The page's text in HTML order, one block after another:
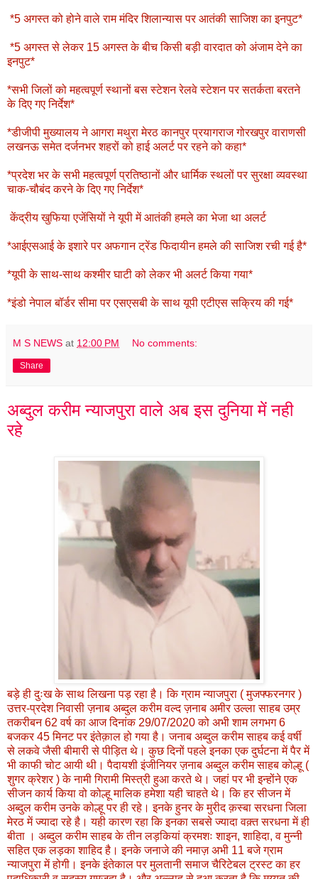
*5 अगस्त को होने वाले राम मंदिर शिलान्यास पर आतंकी साजिश का इनपुट*
*5 अगस्त से लेकर 15 अगस्त के बीच किसी बड़ी वारदात को अंजाम देने का
इनपुट*
*सभी जिलों को महत्वपूर्ण स्थानों बस स्टेशन रेलवे स्टेशन पर सतर्कता बरतने
के दिए गए निर्देश*
*डीजीपी मुख्यालय ने आगरा मथुरा मेरठ कानपुर प्रयागराज गोरखपुर वाराणसी
लखनऊ समेत दर्जनभर शहरों को हाई अलर्ट पर रहने को कहा*
*प्रदेश भर के सभी महत्वपूर्ण प्रतिष्ठानों और धार्मिक स्थलों पर सुरक्षा व्यवस्था
चाक-चौबंद करने के दिए गए निर्देश*
केंद्रीय खुफिया एजेंसियों ने यूपी में आतंकी हमले का भेजा था अलर्ट
*आईएसआई के इशारे पर अफगान ट्रेंड फिदायीन हमले की साजिश रची गई है*
*यूपी के साथ-साथ कश्मीर घाटी को लेकर भी अलर्ट किया गया*
*इंडो नेपाल बॉर्डर सीमा पर एसएसबी के साथ यूपी एटीएस सक्रिय की गई*
M S NEWS at 12:00 PM No comments:
Share
अब्दुल करीम न्याजपुरा वाले अब इस दुनिया में नही
रहे
बड़े ही दुःख के साथ लिखना पड़ रहा है। कि ग्राम न्याजपुरा ( मुजफ्फरनगर )
उत्तर-प्रदेश निवासी ज़नाब अब्दुल करीम वल्द ज़नाब अमीर उल्ला साहब उम्र
तकरीबन 62 वर्ष का आज दिनांक 29/07/2020 को अभी शाम लगभग 6
बजकर 45 मिनट पर इंतेक़ाल हो गया है। जनाब अब्दुल करीम साहब कई वर्षी
से लकवे जैसी बीमारी से पीड़ित थे। कुछ दिनों पहले इनका एक दुर्घटना में पैर में
भी काफी चोट आयी थी। पैदायशी इंजीनियर ज़नाब अब्दुल करीम साहब कोल्हू (
शुगर क्रेशर ) के नामी गिरामी मिस्त्री हुआ करते थे। जहां पर भी इन्होंने एक
सीजन कार्य किया वो कोल्हू मालिक हमेशा यही चाहते थे। कि हर सीजन में
अब्दुल करीम उनके कोल्हू पर ही रहे। इनके हुनर के मुरीद क़स्बा सरधना जिला
मेरठ में ज्यादा रहे है। यही कारण रहा कि इनका सबसे ज्यादा वक़्त सरधना में ही
बीता । अब्दुल करीम साहब के तीन लड़कियां क्रमशः शाइन, शाहिदा, व मुन्नी
सहित एक लड़का शाहिद है। इनके जनाजे की नमाज़ अभी 11 बजे ग्राम
न्याजपुरा में होगी। इनके इंतेकाल पर मुलतानी समाज चैरिटेबल ट्रस्ट का हर